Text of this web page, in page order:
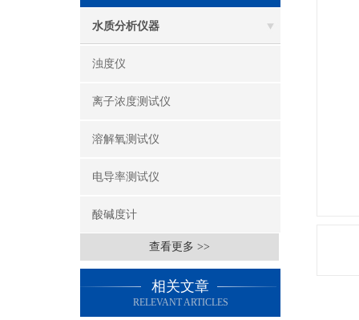
水质分析仪器
浊度仪
离子浓度测试仪
溶解氧测试仪
电导率测试仪
酸碱度计
查看更多 >>
相关文章
RELEVANT ARTICLES